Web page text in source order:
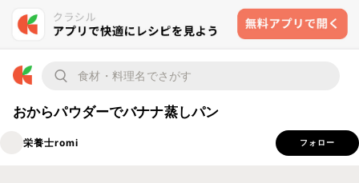
おからパウダーでバナナ蒸しパン
栄養士romi フォロー